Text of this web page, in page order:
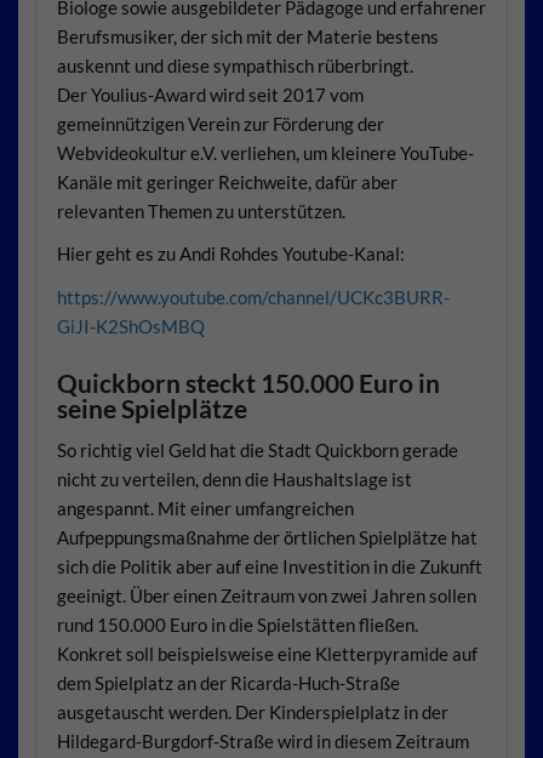
Biologe sowie ausgebildeter Pädagoge und erfahrener
Berufsmusiker, der sich mit der Materie bestens
auskennt und diese sympathisch rüberbringt.
Der Youlius-Award wird seit 2017 vom
gemeinnützigen Verein zur Förderung der
Webvideokultur e.V. verliehen, um kleinere YouTube-
Kanäle mit geringer Reichweite, dafür aber
relevanten Themen zu unterstützen.
Hier geht es zu Andi Rohdes Youtube-Kanal:
https://www.youtube.com/channel/UCKc3BURR-
GiJI-K2ShOsMBQ
Quickborn steckt 150.000 Euro in
seine Spielplätze
So richtig viel Geld hat die Stadt Quickborn gerade
nicht zu verteilen, denn die Haushaltslage ist
angespannt. Mit einer umfangreichen
Aufpeppungsmaßnahme der örtlichen Spielplätze hat
sich die Politik aber auf eine Investition in die Zukunft
geeinigt. Über einen Zeitraum von zwei Jahren sollen
rund 150.000 Euro in die Spielstätten fließen.
Konkret soll beispielsweise eine Kletterpyramide auf
dem Spielplatz an der Ricarda-Huch-Straße
ausgetauscht werden. Der Kinderspielplatz in der
Hildegard-Burgdorf-Straße wird in diesem Zeitraum